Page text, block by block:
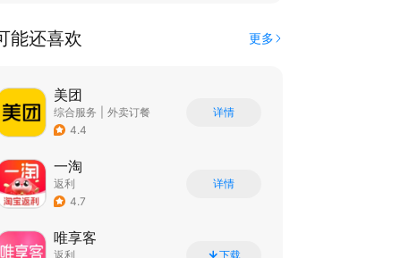
能还喜欢 更多
美团
综合服务
外卖订餐
| 团购特卖
4.4
详情
一淘
返利
4.7
详情
唯享客
返利 下载